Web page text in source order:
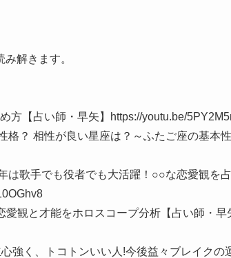
解きます。
方【占い師・早矢】https://youtu.be/
？ 相性が良い星座は？～ふたご座の基本
歌手でも役者でも大活躍！○○な恋愛観を
観と才能をホロスコープ分析【占い師・早
強く、トコトンいい人!今後益々ブレイクの